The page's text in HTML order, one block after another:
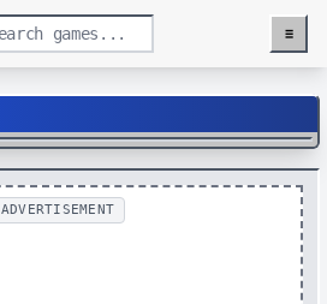
Menu
≡
ADVERTISEMENT